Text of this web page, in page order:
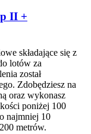
II +
składające się z
lotów za
został
Zdobędziesz na
oraz wykonasz
poniżej 100
najmniej 10
metrów.